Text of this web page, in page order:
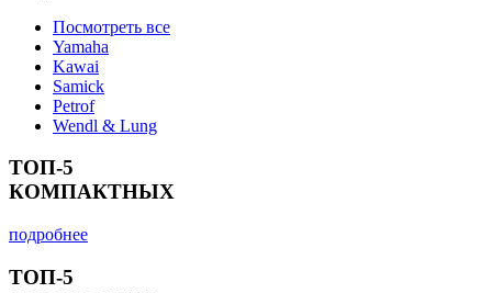
Посмотреть все
Yamaha
Kawai
Samick
Petrof
Wendl & Lung
ТОП-5
КОМПАКТНЫХ
подробнее
ТОП-5